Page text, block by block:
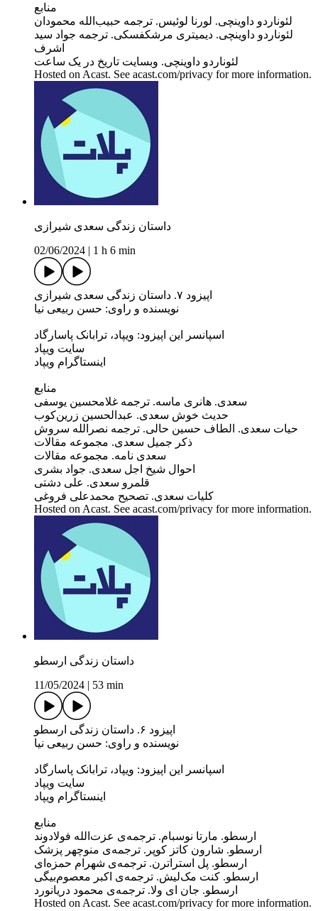
منابع
لئوناردو داوینچی. لورنا لوئیس. ترجمه حبیب‌الله محمودان
لئوناردو داوینچی. دیمیتری مرشکفسکی. ترجمه جواد سید
اشرف
لئوناردو داوینچی. وبسایت تاریخ در یک ساعت
Hosted on Acast. See acast.com/privacy for more information.
داستان زندگی سعدی شیرازی
02/06/2024 | 1 h 6 min
اپیزود ۷. داستان زندگی سعدی شیرازی
نویسنده و راوی: حسن ربیعی نیا
اسپانسر این اپیزود: ویپاد، ترابانک پاسارگاد
سایت ویپاد
اینستاگرام ویپاد
منابع
سعدی. هانری ماسه. ترجمه غلامحسین یوسفی
حدیث خوش سعدی. عبدالحسین زرین‌کوب
حیات سعدی. الطاف حسین حالی. ترجمه نصرالله سروش
ذکر جمیل سعدی. مجموعه مقالات
سعدی نامه. مجموعه مقالات
احوال شیخ اجل سعدی. جواد بشری
قلمرو سعدی. علی دشتی
کلیات سعدی. تصحیح محمدعلی فروغی
Hosted on Acast. See acast.com/privacy for more information.
داستان زندگی ارسطو
11/05/2024 | 53 min
اپیزود ۶. داستان زندگی ارسطو
نویسنده و راوی: حسن ربیعی نیا
اسپانسر این اپیزود: ویپاد، ترابانک پاسارگاد
سایت ویپاد
اینستاگرام ویپاد
منابع
ارسطو. مارتا نوسبام. ترجمه‌ی عزت‌الله فولادوند
ارسطو. شارون کاتز کوپر. ترجمه‌ی منوچهر پزشک
ارسطو. پل استراترن. ترجمه‌ی شهرام حمزه‌ای
ارسطو. کنت مک‌لیش. ترجمه‌ی اکبر معصوم‌بیگی
ارسطو. جان ای ولا. ترجمه‌ی محمود دریا‌نورد
Hosted on Acast. See acast.com/privacy for more information.